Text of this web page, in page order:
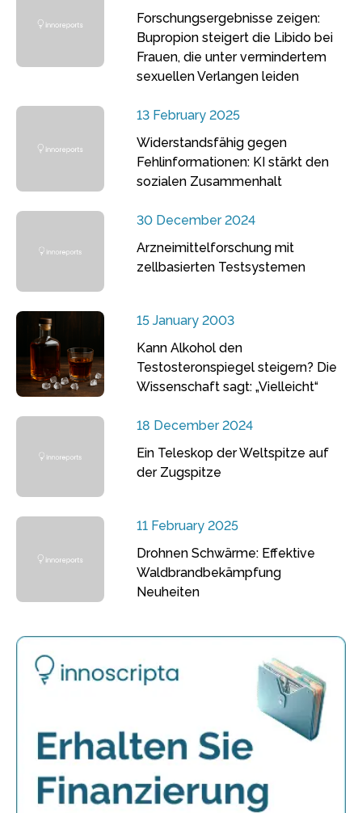
Forschungsergebnisse zeigen:
Bupropion steigert die Libido bei
Frauen, die unter vermindertem
sexuellen Verlangen leiden
13 February 2025
Widerstandsfähig gegen
Fehlinformationen: KI stärkt den
sozialen Zusammenhalt
30 December 2024
Arzneimittelforschung mit
zellbasierten Testsystemen
15 January 2003
Kann Alkohol den
Testosteronspiegel steigern? Die
Wissenschaft sagt: „Vielleicht“
18 December 2024
Ein Teleskop der Weltspitze auf
der Zugspitze
11 February 2025
Drohnen Schwärme: Effektive
Waldbrandbekämpfung
Neuheiten